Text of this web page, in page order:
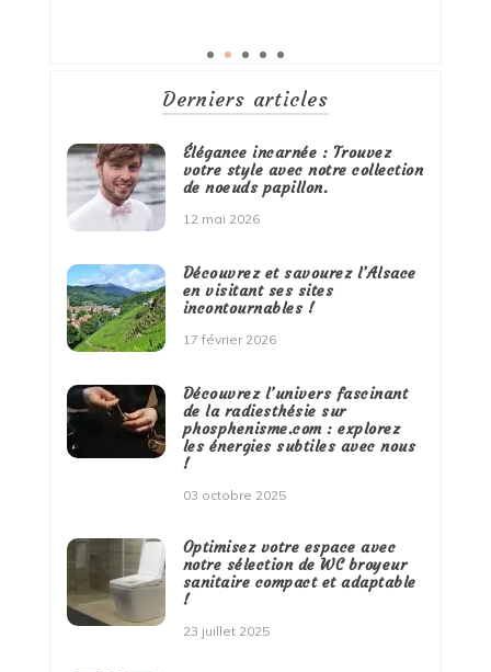
Derniers articles
Élégance incarnée : Trouvez
votre style avec notre collection
de noeuds papillon.
12 mai 2026
Découvrez et savourez l’Alsace
en visitant ses sites
incontournables !
17 février 2026
Découvrez l’univers fascinant
de la radiesthésie sur
phosphenisme.com : explorez
les énergies subtiles avec nous
!
03 octobre 2025
Optimisez votre espace avec
notre sélection de WC broyeur
sanitaire compact et adaptable
!
23 juillet 2025